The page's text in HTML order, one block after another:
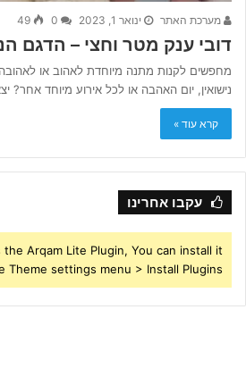
מערכת האתר ינואר 1, 2023 0
49
דובי ענק מטר וחצי – הדגם
מחפשים לקנות מתנה מיוחדת לאהוב או
נישואין, יום האהבה או לכל אירוע מיוחד אחר?
קרא עוד »
עקבו אחרינו
Arqam Lite Plugin, You can install it
Theme settings menu > Install Plugins.